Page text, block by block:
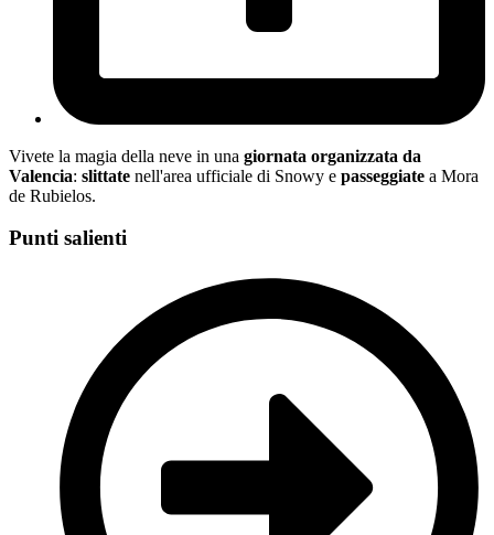
Vivete la magia della neve in una giornata organizzata da
Valencia: slittate nell'area ufficiale di Snowy e passeggiate a Mora
de Rubielos.
Punti salienti